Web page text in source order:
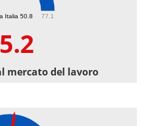
Italia 50.8 77.1
mercato del lavoro